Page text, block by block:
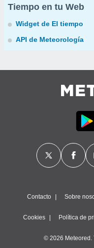
Tiempo en tu Web
Widget de El tiempo
API de Meteorología
Contacto Sobre
Cookies Política de
© 2026 Meteored.